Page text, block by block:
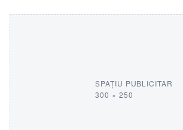
SPAȚIU PUBLICITAR
300 × 250